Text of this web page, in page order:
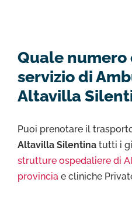
Quale numero
servizio di
Altavilla
Puoi prenotare il
Altavilla Silentina tutti i
strutture ospedaliere di
provincia e cliniche